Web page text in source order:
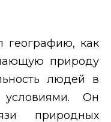
географию, как
природу
людей в
Он
природных